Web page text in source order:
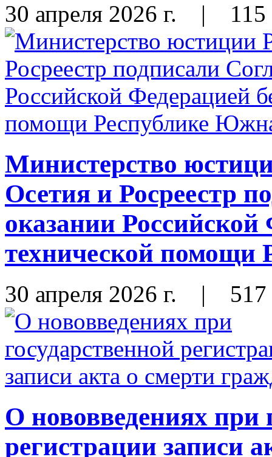
30 апреля 2026 г. | 115
Министерство
Осетия и Росреестр
оказании Российской
технической помощи
30 апреля 2026 г. | 517
О нововведениях при
регистрации записи